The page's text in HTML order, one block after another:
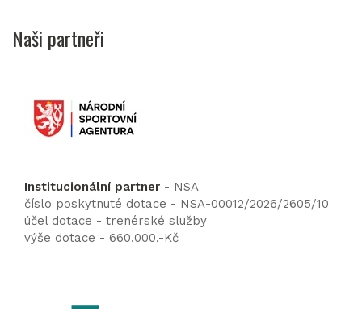
Naši partneři
Institucionální partner - NSA
číslo poskytnuté dotace - NSA-00012/2026/2605/10
účel dotace - trenérské služby
výše dotace - 660.000,-Kč